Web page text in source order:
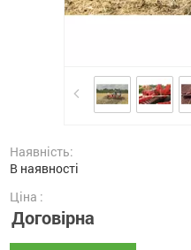
Наявність:
В наявності
Ціна :
Договірна